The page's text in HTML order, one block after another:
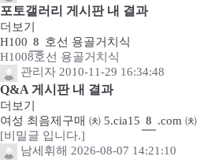
포토갤러리 게시판 내 결과
더보기
H100 8 호선 용골거치식
H1008호선 용골거치식
관리자 2010-11-29 16:34:48
Q&A 게시판 내 결과
더보기
여성 최음제구매 ㈉ 5.cia15 8 .com ㈉
[비밀글 입니다.]
남세휘해 2026-08-07 14:21:10